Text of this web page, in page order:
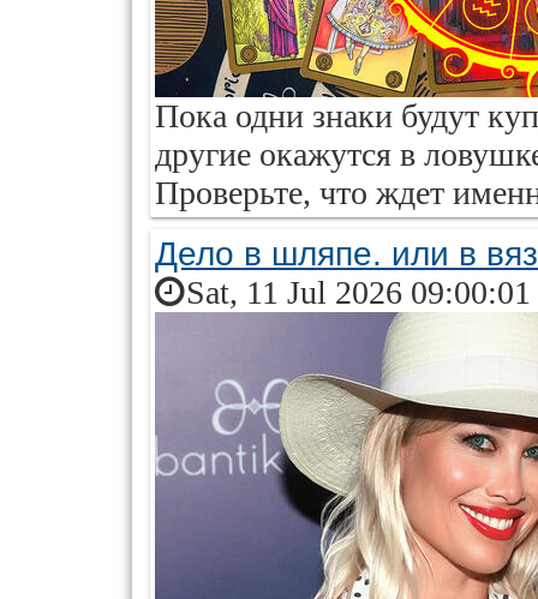
Пока одни знаки будут
другие окажутся в
Проверьте, что ждет
Дело в шляпе. или в
Sat, 11 Jul 2026